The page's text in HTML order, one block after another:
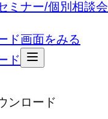
ミナー/個別相談会
ド画面をみる
ド
ンロード